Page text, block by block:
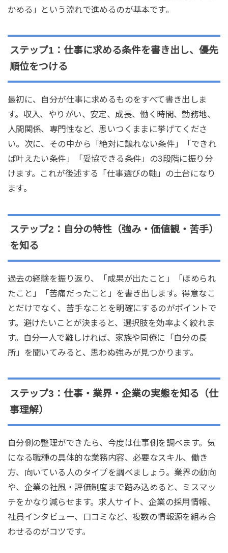
かめる」という流れで進めるのが基本です。
ステップ1：仕事に求める条件を書き出し、優先
順位をつける
最初に、自分が仕事に求めるものをすべて書き出しま
す。収入、やりがい、安定、成長、働く時間、勤務地、
人間関係、専門性など、思いつくままに挙げてくださ
い。次に、その中から「絶対に譲れない条件」「できれ
ば叶えたい条件」「妥協できる条件」の3段階に振り分
けます。これが後述する「仕事選びの軸」の土台になり
ます。
ステップ2：自分の特性（強み・価値観・苦手）
を知る
過去の経験を振り返り、「成果が出たこと」「ほめられ
たこと」「苦痛だったこと」を書き出します。得意なこ
とだけでなく、苦手なことを明確にするのがポイントで
す。避けたいことが決まると、選択肢を効率よく絞れま
す。自分一人で難しければ、家族や同僚に「自分の長
所」を聞いてみると、思わぬ強みが見つかります。
ステップ3：仕事・業界・企業の実態を知る（仕
事理解）
自分側の整理ができたら、今度は仕事側を調べます。気
になる職種の具体的な業務内容、必要なスキル、働き
方、向いている人のタイプを調べましょう。業界の動向
や、企業の社風・評価制度まで踏み込めると、ミスマッ
チをかなり減らせます。求人サイト、企業の採用情報、
社員インタビュー、口コミなど、複数の情報源を組み合
わせるのがコツです。